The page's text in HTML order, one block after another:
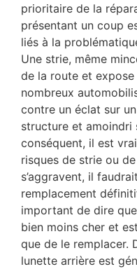
prioritaire de la
présentant un coup
liés à la
Une strie, même
de la route et
nombreux
contre un éclat sur
structure et amoindri
conséquent, il est
risques de strie ou
s’aggravent, il
remplacement
important de dire
bien moins cher et
que de le remplacer.
lunette arrière est